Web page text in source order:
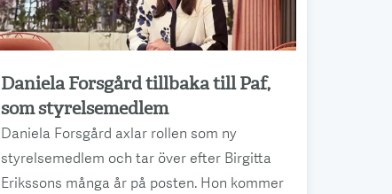
Daniela Forsgård tillbaka till Paf,
som styrelsemedlem
Daniela Forsgård axlar rollen som ny
styrelsemedlem och tar över efter Birgitta
Erikssons många år på posten. Hon kommer
Läs mer